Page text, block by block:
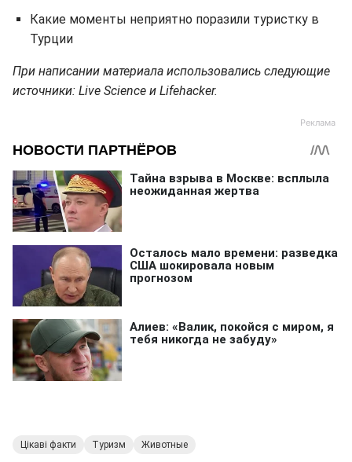
Какие моменты неприятно поразили туристку в
Турции
При написании материала использовались следующие
источники: Live Science и Lifehacker.
Цікаві факти Туризм Животные